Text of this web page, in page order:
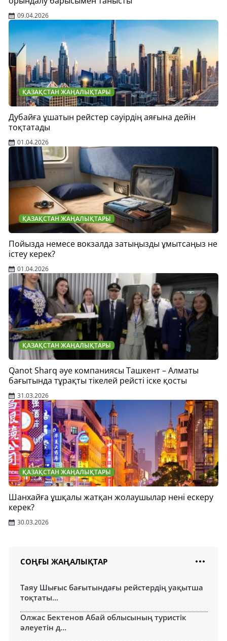
09.04.2026
ҚАЗАҚСТАН ЖАҢАЛЫҚТАРЫ
Дубайға ұшатын рейстер сәуірдің аяғына дейін
тоқтатады
01.04.2026
ҚАЗАҚСТАН ЖАҢАЛЫҚТАРЫ
Пойызда немесе вокзалда затыңызды ұмытсаңыз не
істеу керек?
01.04.2026
ҚАЗАҚСТАН ЖАҢАЛЫҚТАРЫ
Qanot Sharq әуе компаниясы Ташкент – Алматы
бағытында тұрақты тікелей рейсті іске қосты
31.03.2026
ҚАЗАҚСТАН ЖАҢАЛЫҚТАРЫ
Шанхайға ұшқалы жатқан жолаушылар нені ескеру
керек?
30.03.2026
СОҢҒЫ ЖАҢАЛЫҚТАР
Таяу Шығыс бағытындағы рейстердің уақытша
тоқтаты...
Олжас Бектенов Абай облысының туристік
әлеуетін д...